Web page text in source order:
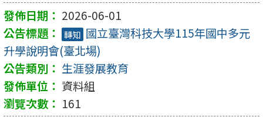
2026-06-01
轉知 國立臺灣科技大學115年國中多元
升學說明會(臺北場)
生涯發展教育
資料組
161